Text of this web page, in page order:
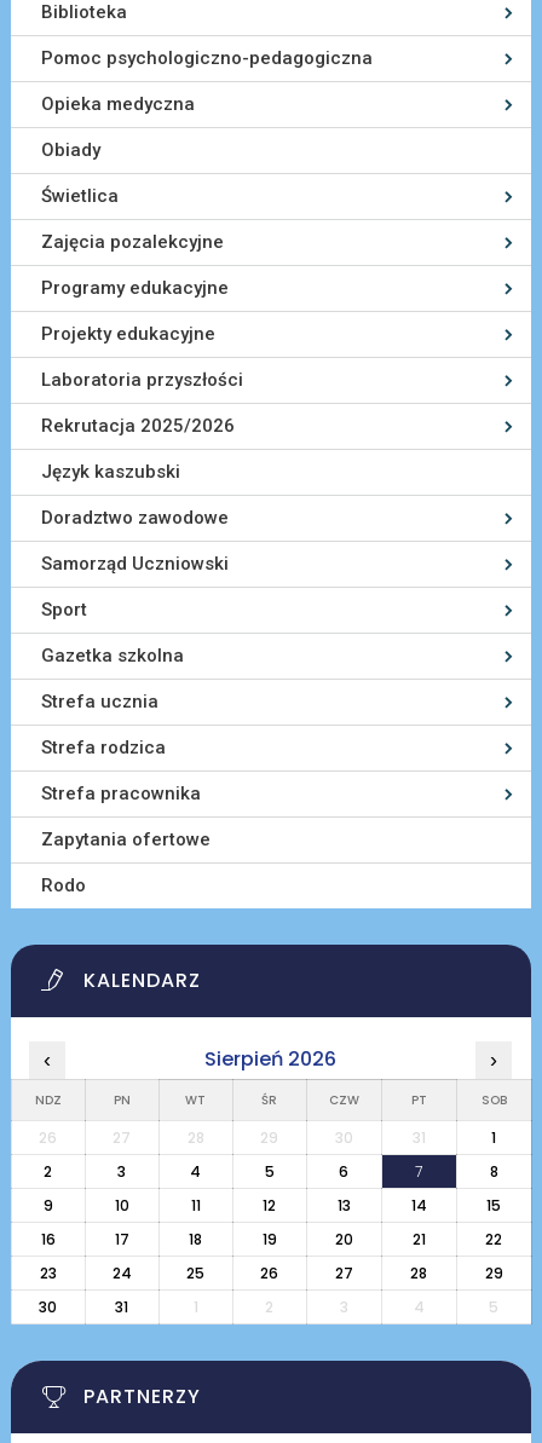
Biblioteka
Pomoc psychologiczno-pedagogiczna
Opieka medyczna
Obiady
Świetlica
Zajęcia pozalekcyjne
Programy edukacyjne
Projekty edukacyjne
Laboratoria przyszłości
Rekrutacja 2025/2026
Język kaszubski
Doradztwo zawodowe
Samorząd Uczniowski
Sport
Gazetka szkolna
Strefa ucznia
Strefa rodzica
Strefa pracownika
Zapytania ofertowe
Rodo
KALENDARZ
‹ Sierpień 2026 ›
NDZ PN WT ŚR CZW PT SOB
26 27 28 29 30 31
1
2
3 4 5 6 7
8
9
10 11 12 13 14
15
16
17 18 19 20 21
22
23
24 25 26 27 28
29
30
31 1 2 3 4 5
PARTNERZY